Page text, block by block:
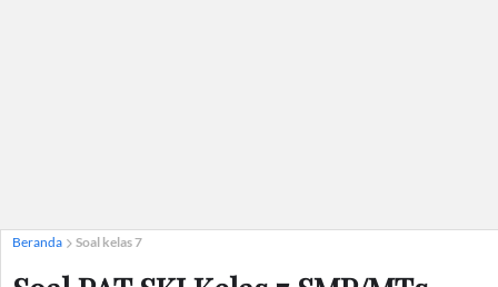
Beranda Soal kelas 7